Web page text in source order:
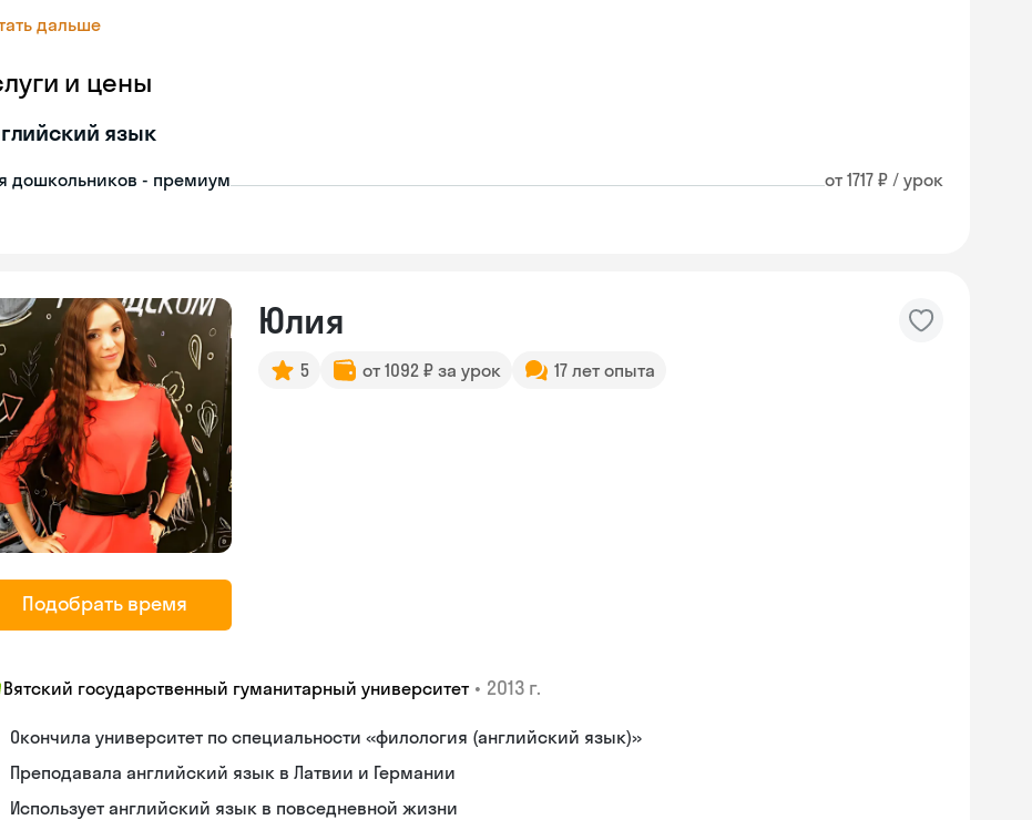
дальше
и цены
язык
дошкольников - премиум от 1717 ₽ / урок
Подобрать время
Юлия
5 от 1092 ₽ за урок 17 лет опыта
Вятский государственный гуманитарный университет • 2013 г.
Окончила университет по специальности «филология (английский язык)»
Преподавала английский язык в Латвии и Германии
Использует английский язык в повседневной жизни